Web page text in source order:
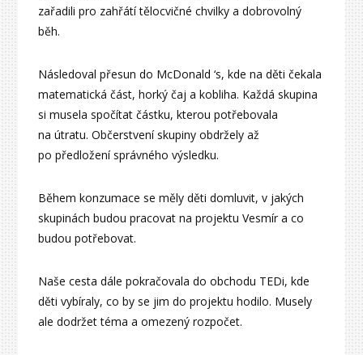
zařadili pro zahřátí tělocvičné chvilky a dobrovolný
běh.
Následoval přesun do McDonald ‘s, kde na děti čekala
matematická část, horký čaj a kobliha. Každá skupina
si musela spočítat částku, kterou potřebovala
na útratu. Občerstvení skupiny obdržely až
po předložení správného výsledku.
Během konzumace se měly děti domluvit, v jakých
skupinách budou pracovat na projektu Vesmír a co
budou potřebovat.
Naše cesta dále pokračovala do obchodu TEDi, kde
děti vybíraly, co by se jim do projektu hodilo. Musely
ale dodržet téma a omezený rozpočet.